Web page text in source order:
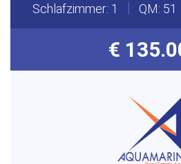
Schlafzimmer: 1 QM: 51
€